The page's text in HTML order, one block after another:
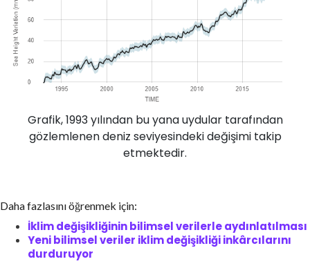
Grafik, 1993 yılından bu yana uydular tarafından
gözlemlenen deniz seviyesindeki değişimi takip
etmektedir.
Daha fazlasını öğrenmek için:
İklim değişikliğinin bilimsel verilerle aydınlatılması
Yeni bilimsel veriler iklim değişikliği inkârcılarını
durduruyor